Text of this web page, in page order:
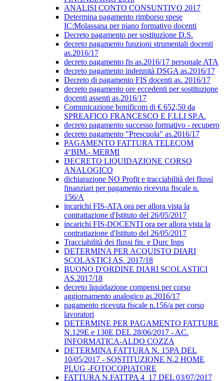
ANALISI CONTO CONSUNTIVO 2017
Determina pagamento rimborso spese
IC:Molassana per piano formativo docenti
Decreto pagamento per sostituzione D.S.
decreto pagamento funzioni strumentali docenti
as.2016/17
decreto pagamento fis as.2016/17 personale ATA
decreto pagamento indennità DSGA as.2016/17
Decreto di pagamento FIS docenti as. 2016/17
decreto pagamento ore eccedenti per sostituzione
docenti assenti as.2016/17
Comunicazione bonificom di € 652,50 da
SPREAFICO FRANCESCO E F.LLI SP.A.
decreto pagamento successo formativo - recupero
decreto pagamento "Prescuola" as.2016/17
PAGAMENTO FATTURA TELECOM
4°BIM.- MERMI
DECRETO LIQUIDAZIONE CORSO
ANALOGICO
dichiarazione NO Profit e tracciabilità dei flussi
finanziari per pagamento ricevuta fiscale n.
156/A
incarichi FIS-ATA ora per allora vista la
contrattazione d'Istituto del 26/05/2017
incarichi FIS-DOCENTI ora per allora vista la
contrattazione d'Istituto del 26/05/2017
Tracciabilità dei flussi fin. e Durc Inps
DETERMINA PER ACQUISTO DIARI
SCOLASTICI AS. 2017/18
BUONO D'ORDINE DIARI SCOLASTICI
AS.2017/18
decreto liquidazione compensi per corso
aggiornamento analogico as.2016/17
pagamento ricevuta fiscale n.156/a per corso
lavoratori
DETERMINE PER PAGAMENTO FATTURE
N.129E e 130E DEL 28/06/2017 - AC.
INFORMATICA-ALDO COZZA
DETERMINA FATTURA N. 15PA DEL
10/05/2017 - SOSTITUZIONE N.2 HOME
PLUG -FOTOCOPIATORE
FATTURA N.FATTPA 4_17 DEL 03/07/2017